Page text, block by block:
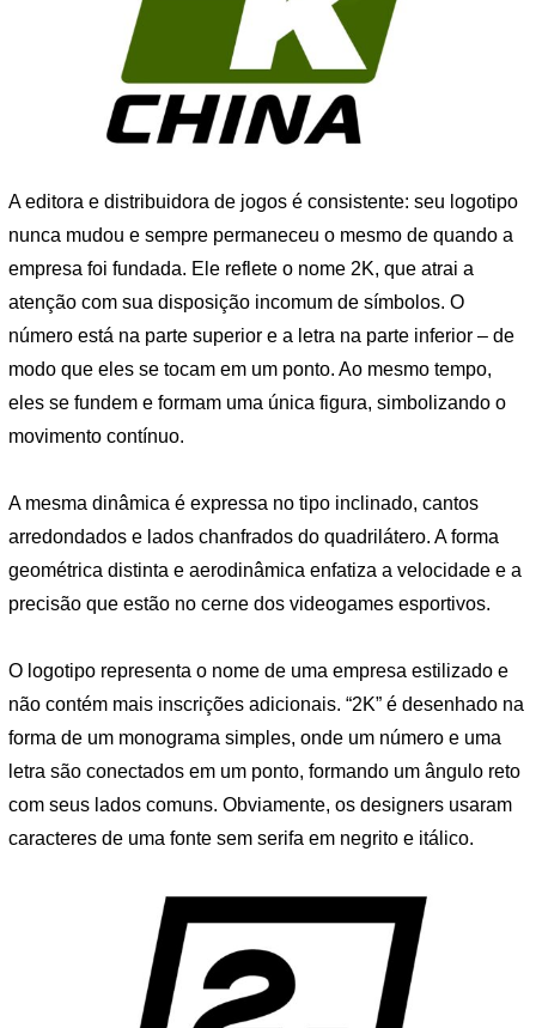
A editora e distribuidora de jogos é consistente: seu logotipo
nunca mudou e sempre permaneceu o mesmo de quando a
empresa foi fundada. Ele reflete o nome 2K, que atrai a
atenção com sua disposição incomum de símbolos. O
número está na parte superior e a letra na parte inferior – de
modo que eles se tocam em um ponto. Ao mesmo tempo,
eles se fundem e formam uma única figura, simbolizando o
movimento contínuo.
A mesma dinâmica é expressa no tipo inclinado, cantos
arredondados e lados chanfrados do quadrilátero. A forma
geométrica distinta e aerodinâmica enfatiza a velocidade e a
precisão que estão no cerne dos videogames esportivos.
O logotipo representa o nome de uma empresa estilizado e
não contém mais inscrições adicionais. “2K” é desenhado na
forma de um monograma simples, onde um número e uma
letra são conectados em um ponto, formando um ângulo reto
com seus lados comuns. Obviamente, os designers usaram
caracteres de uma fonte sem serifa em negrito e itálico.